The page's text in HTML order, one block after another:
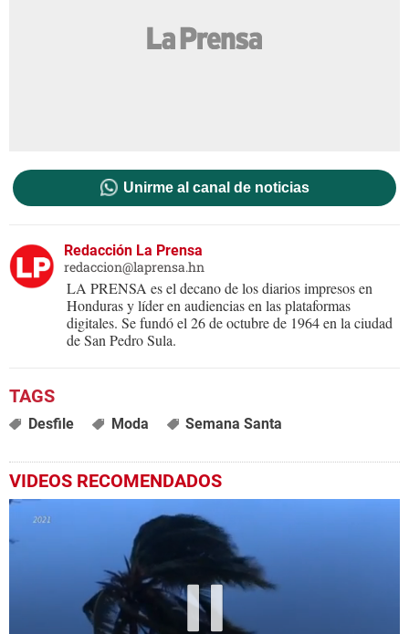
Unirme al canal de noticias
Redacción La Prensa
redaccion@laprensa.hn
LA PRENSA es el decano de los diarios impresos en
Honduras y líder en audiencias en las plataformas
digitales. Se fundó el 26 de octubre de 1964 en la ciudad
de San Pedro Sula.
Desfile Moda Semana Santa
VIDEOS RECOMENDADOS